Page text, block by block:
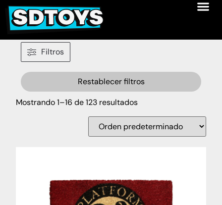
Filtros
Restablecer filtros
Mostrando 1–16 de 123 resultados